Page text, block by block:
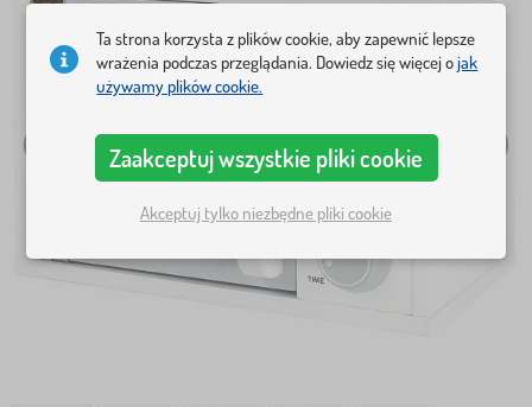
Ta strona korzysta z plików cookie, aby zapewnić lepsze
wrażenia podczas przeglądania. Dowiedz się więcej ojak
używamy plików cookie.
Zaakceptuj wszystkie pliki cookie
Akceptuj tylko niezbędne pliki cookie